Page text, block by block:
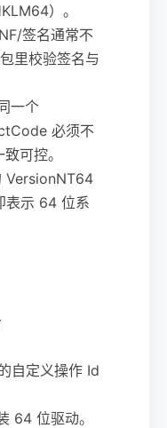
）。
签名通常不
里校验签名与
一个
必须不
可控。
VersionNT64
表示 64 位系
自定义操作 Id
64 位驱动。